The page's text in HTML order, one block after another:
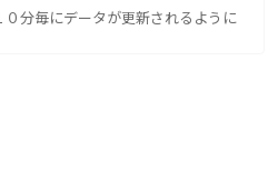
分毎にデータが更新されるように